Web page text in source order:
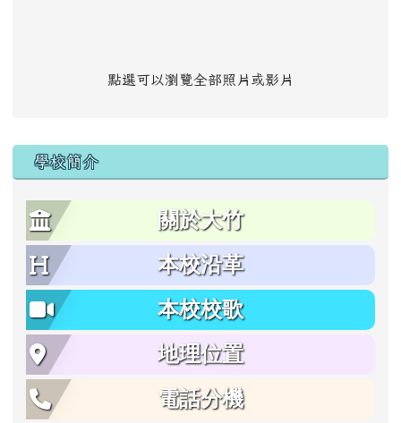
點選可以瀏覽全部照片或影片
學校簡介
關於大竹
本校沿革
本校校歌
地理位置
電話分機